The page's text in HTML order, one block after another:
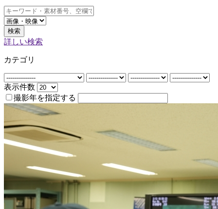
検索
詳しい検索
カテゴリ
表示件数
撮影年を指定する